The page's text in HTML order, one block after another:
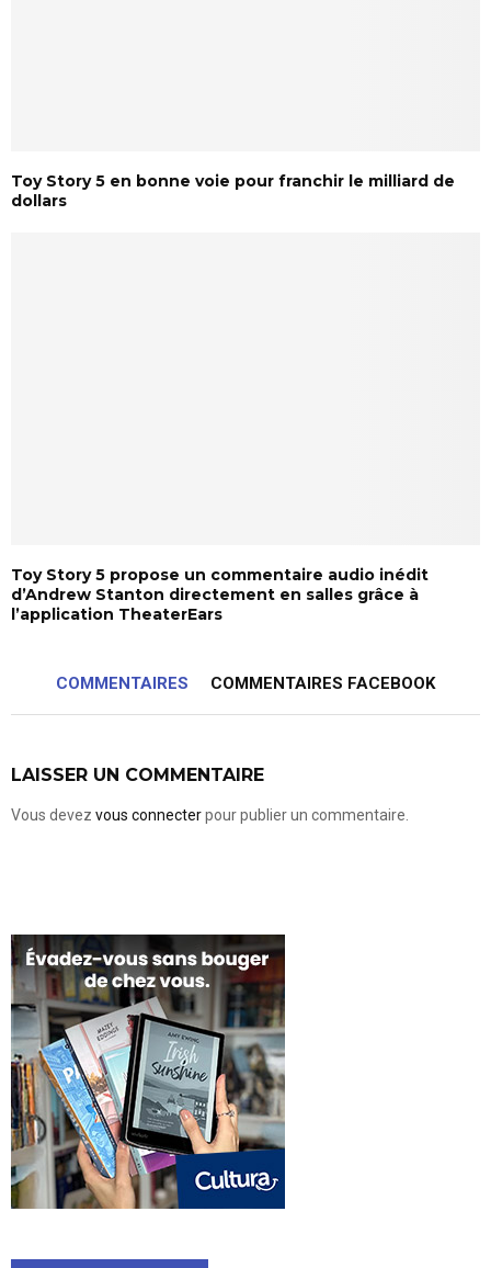
Toy Story 5 en bonne voie pour franchir le milliard de
dollars
Toy Story 5 propose un commentaire audio inédit
d’Andrew Stanton directement en salles grâce à
l’application TheaterEars
COMMENTAIRES COMMENTAIRES FACEBOOK
LAISSER UN COMMENTAIRE
Vous devez vous connecterpour publier un commentaire.